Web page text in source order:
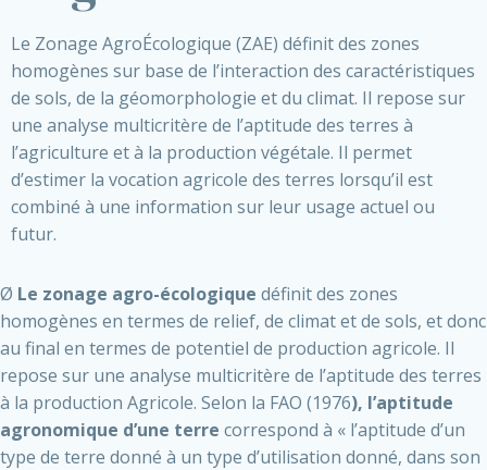
Le Zonage AgroÉcologique (ZAE) définit des zones
homogènes sur base de l’interaction des caractéristiques
de sols, de la géomorphologie et du climat. Il repose sur
une analyse multicritère de l’aptitude des terres à
l’agriculture et à la production végétale. Il permet
d’estimer la vocation agricole des terres lorsqu’il est
combiné à une information sur leur usage actuel ou
futur.
Ø Le zonage agro-écologique définit des zones
homogènes en termes de relief, de climat et de sols, et donc
au final en termes de potentiel de production agricole. Il
repose sur une analyse multicritère de l’aptitude des terres
à la production Agricole. Selon la FAO (1976), l’aptitude
agronomique d’une terre correspond à « l’aptitude d’un
type de terre donné à un type d’utilisation donné, dans son